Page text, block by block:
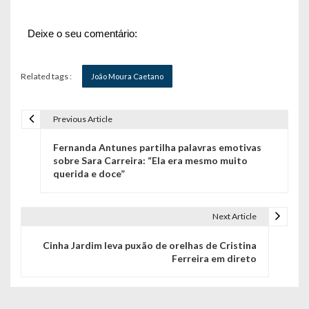
Deixe o seu comentário:
Related tags : João Moura Caetano
Previous Article
Fernanda Antunes partilha palavras emotivas
sobre Sara Carreira: “Ela era mesmo muito
querida e doce”
Next Article
Cinha Jardim leva puxão de orelhas de Cristina
Ferreira em direto